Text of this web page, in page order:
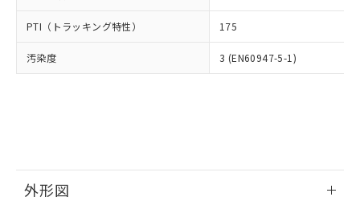
PTI（トラッキング特性） 175
汚染度 3 (EN60947-5-1)
外形図
引・商談に必要な範囲で利用すること
をご了承ください。
※当社の共同利用者とは、"個人情報
の「1.共同利
用者の範囲」に記載されている法人を
EU RoHS指令（10物質）の非含有証明書
51物質の非含有証明書（当社基準）
※本証明書は発行日時点で非含有を証明す
欄に対応日を記載しておりました。
既に当社にて対応品への在庫切替を完了